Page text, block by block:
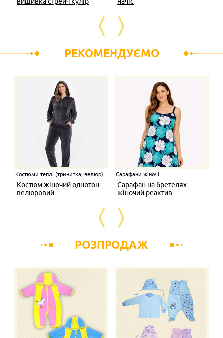
вишивка стрейч кулір
начіс
РЕКОМЕНДУЄМО
Костюми теплі (тринитка, велюр)
Костюм жіночий однотон
велюровий
Сарафани жіночі
Сарафан на бретелях
жіночий реактив
РОЗПРОДАЖ